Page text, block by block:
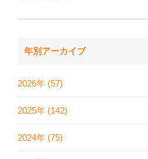
年別アーカイブ
2026年 (57)
2025年 (142)
2024年 (75)